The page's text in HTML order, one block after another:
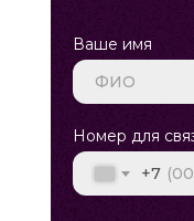
Ваше имя
Номер для
+7